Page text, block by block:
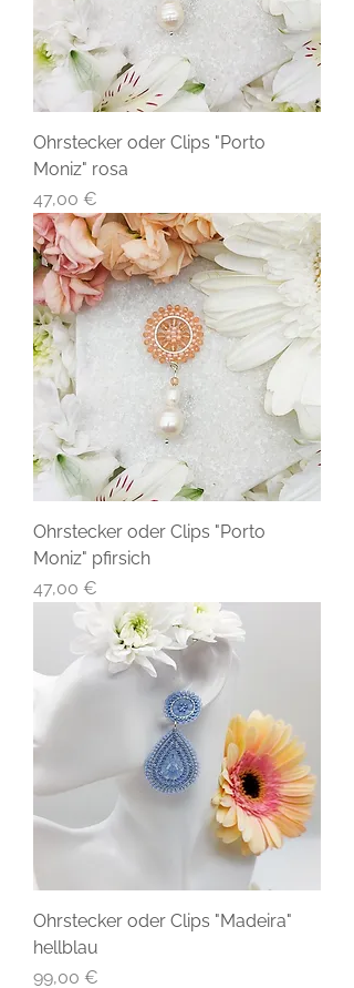
Ohrstecker oder Clips "Porto
Moniz" rosa
Preis
47,00 €
Ohrstecker oder Clips "Porto
Moniz" pfirsich
Preis
47,00 €
Ohrstecker oder Clips "Madeira"
hellblau
Preis
99,00 €